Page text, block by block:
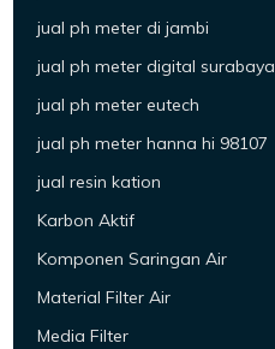
jual ph meter di jambi
jual ph meter digital surabaya
jual ph meter eutech
jual ph meter hanna hi 98107
jual resin kation
Karbon Aktif
Komponen Saringan Air
Material Filter Air
Media Filter